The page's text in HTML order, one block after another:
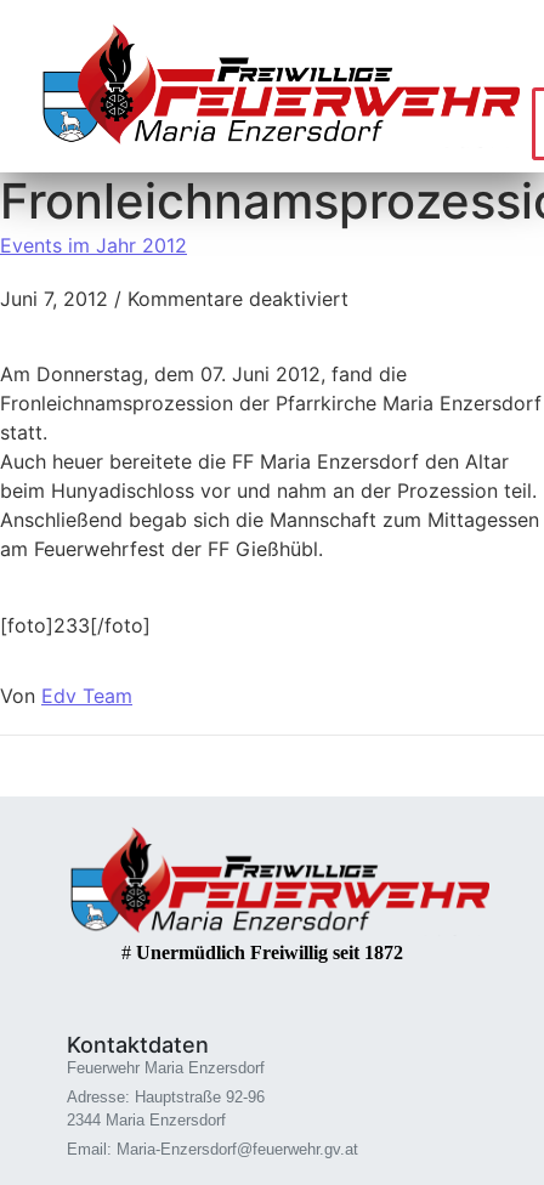
Events im Jahr 2012
Juni 7, 2012 / Kommentare deaktiviert
Am Donnerstag, dem 07. Juni 2012, fand die
Fronleichnamsprozession der Pfarrkirche Maria Enzersdorf
statt.
Auch heuer bereitete die FF Maria Enzersdorf den Altar
beim Hunyadischloss vor und nahm an der Prozession teil.
Anschließend begab sich die Mannschaft zum Mittagessen
am Feuerwehrfest der FF Gießhübl.
[foto]233[/foto]
Von Edv Team
# Unermüdlich Freiwillig seit 1872
Kontaktdaten
Feuerwehr Maria Enzersdorf
Adresse: Hauptstraße 92-96
2344 Maria Enzersdorf
Email: Maria-Enzersdorf@feuerwehr.gv.at